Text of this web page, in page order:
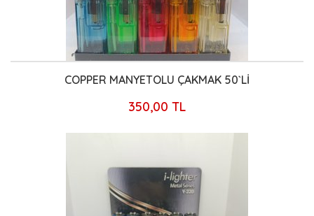
COPPER MANYETOLU ÇAKMAK 50`Lİ
350,00 TL